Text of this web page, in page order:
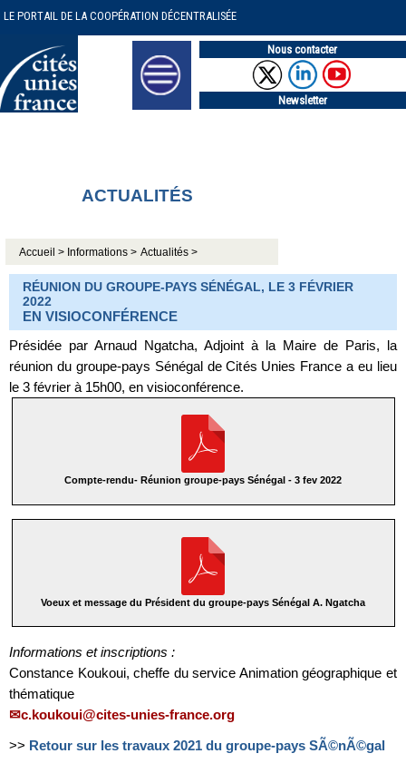
LE PORTAIL DE LA COOPÉRATION DÉCENTRALISÉE
Nous contacter
Newsletter
ACTUALITÉS
Accueil > Informations > Actualités >
RÉUNION DU GROUPE-PAYS SÉNÉGAL, LE 3 FÉVRIER
2022
EN VISIOCONFÉRENCE
Présidée par Arnaud Ngatcha, Adjoint à la Maire de Paris, la
réunion du groupe-pays Sénégal de Cités Unies France a eu lieu
le 3 février à 15h00, en visioconférence.
Compte-rendu- Réunion groupe-pays Sénégal - 3 fev 2022
Voeux et message du Président du groupe-pays Sénégal A. Ngatcha
Informations et inscriptions :
Constance Koukoui, cheffe du service Animation géographique et
thématique
c.koukoui@cites-unies-france.org
>> Retour sur les travaux 2021 du groupe-pays SÃ©nÃ©gal